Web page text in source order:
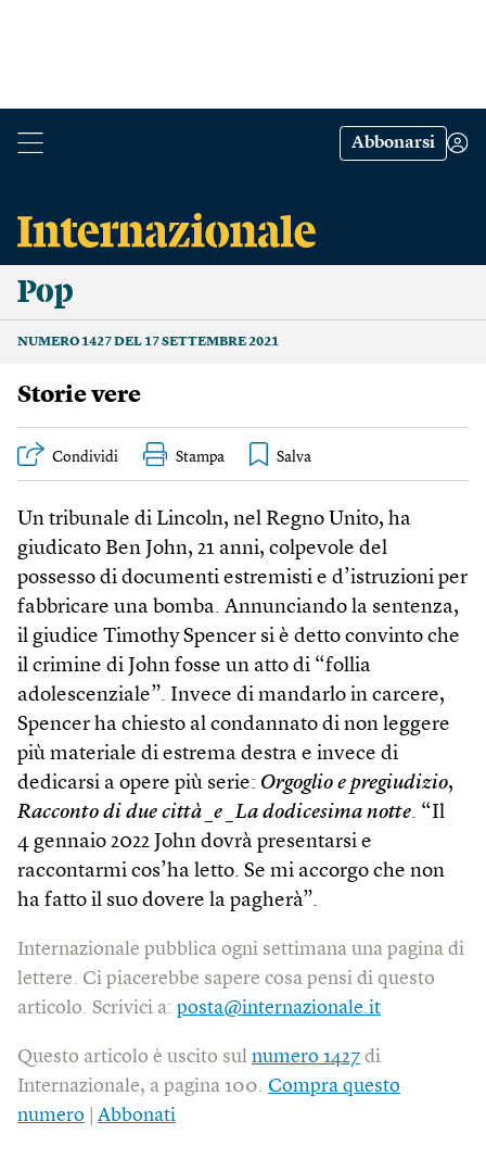
Abbonarsi
Pop
NUMERO 1427 DEL 17 SETTEMBRE 2021
Storie vere
Condividi Stampa
Un tribunale di Lincoln, nel Regno Unito, ha
giudicato Ben John, 21 anni, colpevole del
possesso di documenti estremisti e d’istruzioni per
fabbricare una bomba. Annunciando la sentenza,
il giudice Timothy Spencer si è detto convinto che
il crimine di John fosse un atto di “follia
adolescenziale”. Invece di mandarlo in carcere,
Spencer ha chiesto al condannato di non leggere
più materiale di estrema destra e invece di
dedicarsi a opere più serie: Orgoglio e pregiudizio,
Racconto di due città _e _La dodicesima notte. “Il
4 gennaio 2022 John dovrà presentarsi e
raccontarmi cos’ha letto. Se mi accorgo che non
ha fatto il suo dovere la pagherà”.
Internazionale pubblica ogni settimana una pagina di
lettere. Ci piacerebbe sapere cosa pensi di questo
articolo. Scrivici a: posta@internazionale.it
Questo articolo è uscito sul numero 1427 di
Internazionale, a pagina 100. Compra questo
numero
Abbonati